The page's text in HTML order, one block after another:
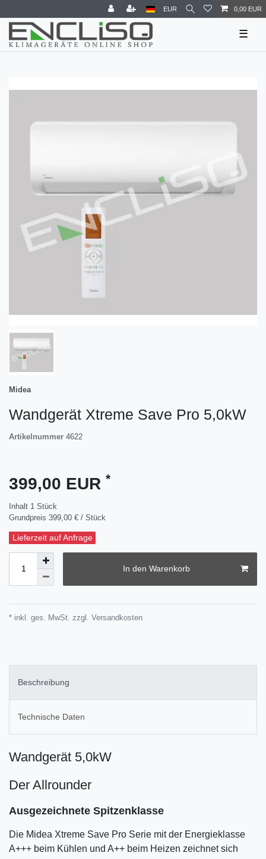
EUR 0,00 EUR
☰
Midea
Wandgerät Xtreme Save Pro 5,0kW
Artikelnummer 4622
399,00 EUR *
Inhalt 1 Stück
Grundpreis 399,00 € / Stück
Lieferzeit auf Anfrage
In den Warenkorb
* inkl. ges. MwSt. zzgl. Versandkosten
Beschreibung
Technische Daten
Wandgerät 5,0kW
Der Allrounder
Ausgezeichnete Spitzenklasse
Die Midea Xtreme Save Pro Serie mit der Energieklasse
A+++ beim Kühlen und A++ beim Heizen zeichnet sich